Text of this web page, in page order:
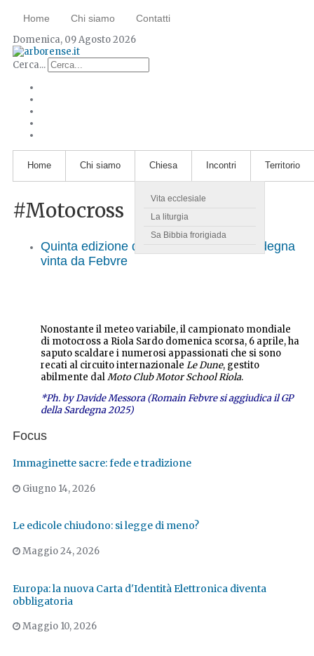
Home Chi siamo Contatti
Domenica, 09 Agosto 2026
Cerca...
Home Chi siamo Chiesa
Vita ecclesiale
La liturgia
Sa Bibbia frorigiada
Incontri Territorio
#Motocross
Quinta edizione del Gran Premio di Sardegna
vinta da Febvre
Nonostante il meteo variabile, il campionato mondiale
di motocross a Riola Sardo domenica scorsa, 6 aprile, ha
saputo scaldare i numerosi appassionati che si sono
recati al circuito internazionale Le Dune, gestito
abilmente dalMoto Club Motor School Riola.
*Ph. by Davide Messora (Romain Febvre si aggiudica il GP
della Sardegna 2025)
Focus
Immaginette sacre: fede e tradizione
Giugno 14, 2026
Le edicole chiudono: si legge di meno?
Maggio 24, 2026
Europa: la nuova Carta d'Identità Elettronica diventa
obbligatoria
Maggio 10, 2026